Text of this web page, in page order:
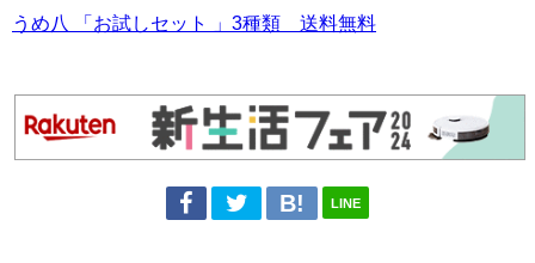
うめ八 「お試しセット 」3種類 送料無料
LINE